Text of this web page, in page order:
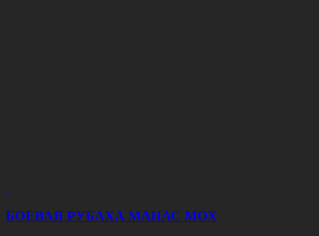
БОЕВАЯ РУБАХА МАНАС МОХ